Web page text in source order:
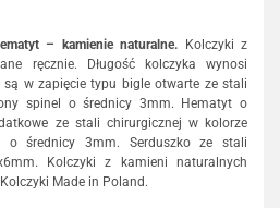
– kamienie naturalne. Kolczyki z
ręcznie. Długość kolczyka wynosi
w zapięcie typu bigle otwarte ze stali
spinel o średnicy 3mm. Hematyt o
ze stali chirurgicznej w kolorze
średnicy 3mm. Serduszko ze stali
Kolczyki z kamieni naturalnych
Made in Poland.